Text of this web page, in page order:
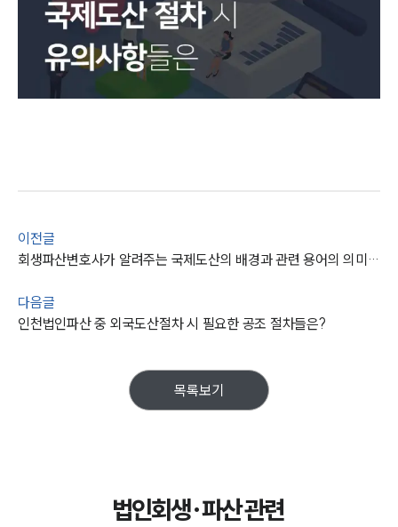
이전글
회생파산변호사가 알려주는 국제도산의 배경과 관련 용어의 의미들은
다음글
인천법인파산 중 외국도산절차 시 필요한 공조 절차들은?
목록보기
법인회생·파산 관련